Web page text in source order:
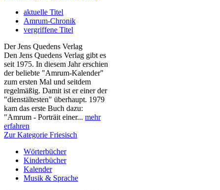
aktuelle Titel
Amrum-Chronik
vergriffene Titel
Der Jens Quedens Verlag
Den Jens Quedens Verlag gibt es
seit 1975. In diesem Jahr erschien
der beliebte "Amrum-Kalender"
zum ersten Mal und seitdem
regelmäßig. Damit ist er einer der
"dienstältesten" überhaupt. 1979
kam das erste Buch dazu:
"Amrum - Porträit einer... mehr
erfahren
Zur Kategorie Friesisch
Wörterbücher
Kinderbücher
Kalender
Musik & Sprache